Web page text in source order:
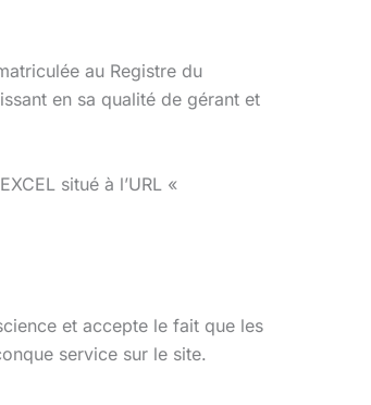
au Registre du
en sa qualité de gérant et
situé à l’URL «
et accepte le fait que les
service sur le site.